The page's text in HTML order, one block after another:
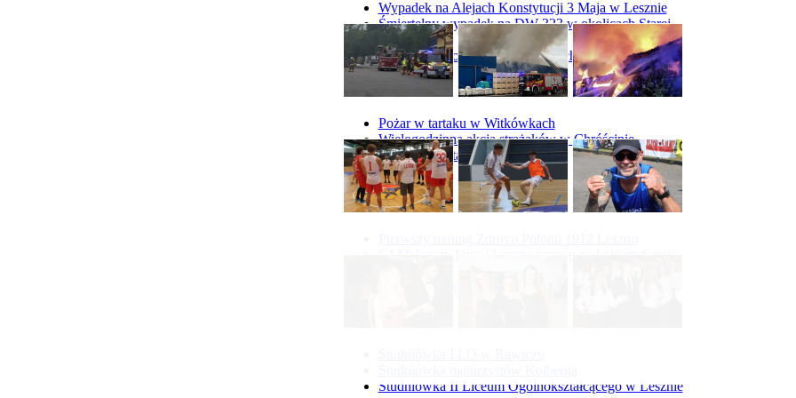
Wypadek na Alejach Konstytucji 3 Maja w Lesznie
Śmiertelny wypadek na DW 323 w okolicach Starej
Góry
Wypadek na obwodnicy Święciechowy
Pożar w tartaku w Witkówkach
Wielogodzinna akcja strażaków w Chróścinie
Pożar hali tartaku w Racocie
Studniówka II Liceum Ogólnokształcącego w Lesznie